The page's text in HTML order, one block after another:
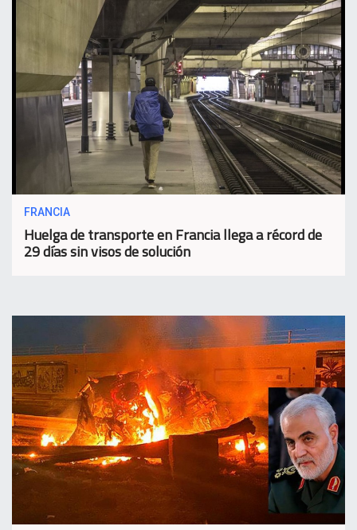
FRANCIA
Huelga de transporte en Francia llega a récord de
29 días sin visos de solución